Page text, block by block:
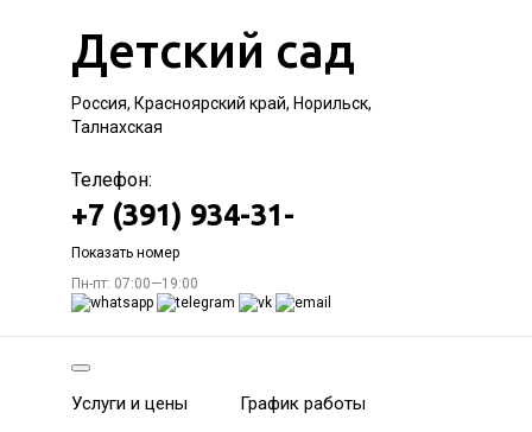
Детский сад
Россия, Красноярский край, Норильск,
Талнахская
Телефон:
+7 (391) 934-31-
Показать номер
Пн-пт: 07:00—19:00
Услуги и цены График работы